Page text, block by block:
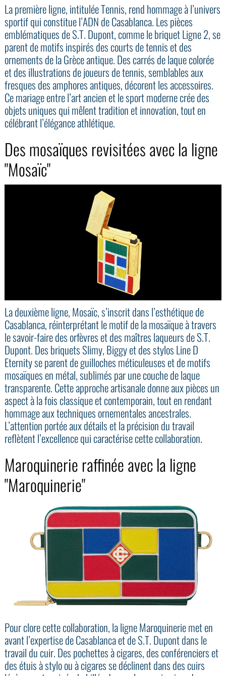
La première ligne, intitulée Tennis, rend hommage à l’univers
sportif qui constitue l’ADN de Casablanca. Les pièces
emblématiques de S.T. Dupont, comme le briquet Ligne 2, se
parent de motifs inspirés des courts de tennis et des
ornements de la Grèce antique. Des carrés de laque colorée
et des illustrations de joueurs de tennis, semblables aux
fresques des amphores antiques, décorent les accessoires.
Ce mariage entre l’art ancien et le sport moderne crée des
objets uniques qui mêlent tradition et innovation, tout en
célébrant l’élégance athlétique.
Des mosaïques revisitées avec la ligne
"Mosaïc"
La deuxième ligne, Mosaïc, s’inscrit dans l’esthétique de
Casablanca, réinterprétant le motif de la mosaïque à travers
le savoir-faire des orfèvres et des maîtres laqueurs de S.T.
Dupont. Des briquets Slimy, Biggy et des stylos Line D
Eternity se parent de guilloches méticuleuses et de motifs
mosaïques en métal, sublimés par une couche de laque
transparente. Cette approche artisanale donne aux pièces un
aspect à la fois classique et contemporain, tout en rendant
hommage aux techniques ornementales ancestrales.
L’attention portée aux détails et la précision du travail
reflètent l’excellence qui caractérise cette collaboration.
Maroquinerie raffinée avec la ligne
"Maroquinerie"
Pour clore cette collaboration, la ligne Maroquinerie met en
avant l’expertise de Casablanca et de S.T. Dupont dans le
travail du cuir. Des pochettes à cigares, des conférenciers et
des étuis à stylo ou à cigares se déclinent dans des cuirs